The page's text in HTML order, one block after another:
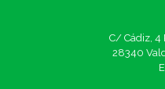
C/ Cádiz, 4
28340